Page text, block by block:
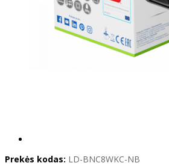
Prekės kodas: LD-BNC8WKC-NB